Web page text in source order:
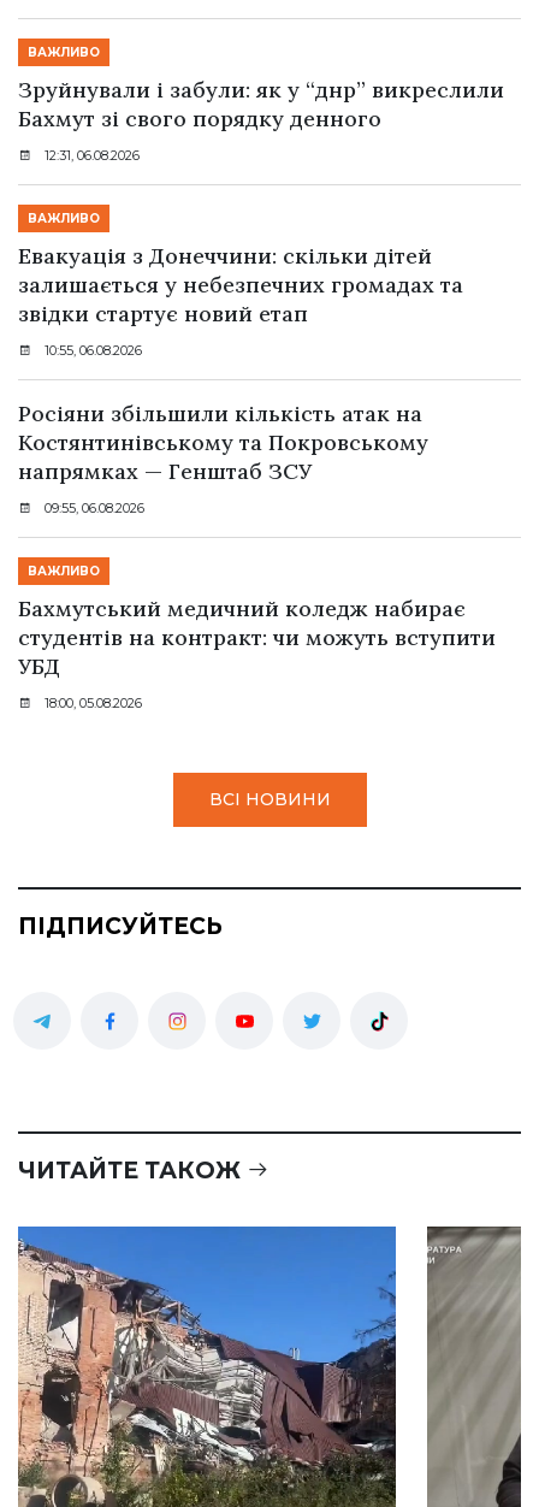
ВАЖЛИВО
Зруйнували і забули: як у “днр” викреслили
Бахмут зі свого порядку денного
12:31, 06.08.2026
ВАЖЛИВО
Евакуація з Донеччини: скільки дітей
залишається у небезпечних громадах та
звідки стартує новий етап
10:55, 06.08.2026
Росіяни збільшили кількість атак на
Костянтинівському та Покровському
напрямках — Генштаб ЗСУ
09:55, 06.08.2026
ВАЖЛИВО
Бахмутський медичний коледж набирає
студентів на контракт: чи можуть вступити
УБД
18:00, 05.08.2026
ВСІ НОВИНИ
ПІДПИСУЙТЕСЬ
ЧИТАЙТЕ ТАКОЖ